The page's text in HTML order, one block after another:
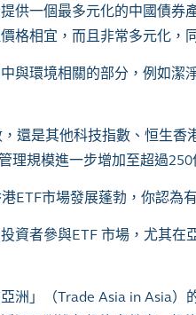
供一個最多元化的中國債
格相宜，而且非常多元化，
與環境相關的部分，例如潔
還是其他科技指數、恒生香
理規模進一步增加至超過250
ETF市場發展蓬勃，你認為
資者參與ETF 市場，尤其在
洲」（Trade Asia in Asia）